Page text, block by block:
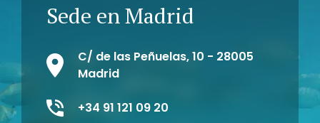
Sede en Madrid
C/ de las Peñuelas, 10 - 28005
Madrid
+34 91 121 09 20